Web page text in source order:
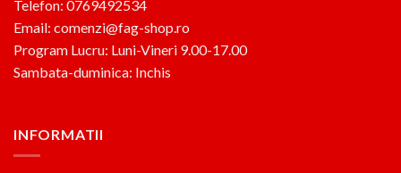
Telefon: 0769492534
Email: comenzi@fag-shop.ro
Program Lucru: Luni-Vineri 9.00-17.00
Sambata-duminica: Inchis
INFORMATII